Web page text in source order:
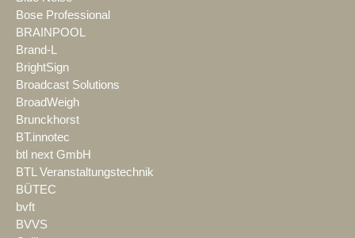
Bose Professional
BRAINPOOL
Brand-L
BrightSign
Broadcast Solutions
BroadWeigh
Brunckhorst
BT.innotec
btl next GmbH
BTL Veranstaltungstechnik
BÜTEC
bvft
BVVS